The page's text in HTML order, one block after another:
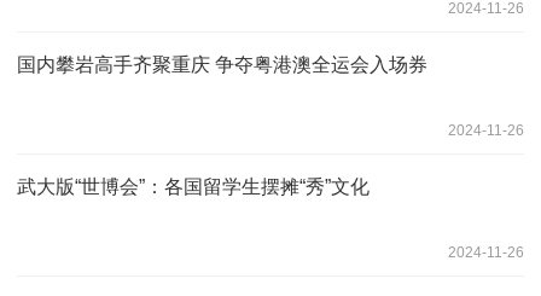
2024-11-26
国内攀岩高手齐聚重庆 争夺粤港澳全运会入场券
2024-11-26
武大版“世博会”：各国留学生摆摊“秀”文化
2024-11-26